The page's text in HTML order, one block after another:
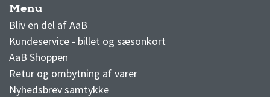
Menu
Bliv en del af AaB
Kundeservice - billet og sæsonkort
AaB Shoppen
Retur og ombytning af varer
Nyhedsbrev samtykke